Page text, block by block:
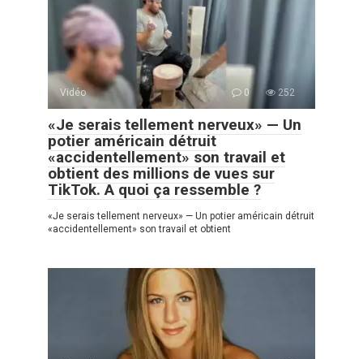
Vidéo 0 252
«Je serais tellement nerveux» — Un
potier américain détruit
«accidentellement» son travail et
obtient des millions de vues sur
TikTok. A quoi ça ressemble ?
«Je serais tellement nerveux» — Un potier américain détruit
«accidentellement» son travail et obtient